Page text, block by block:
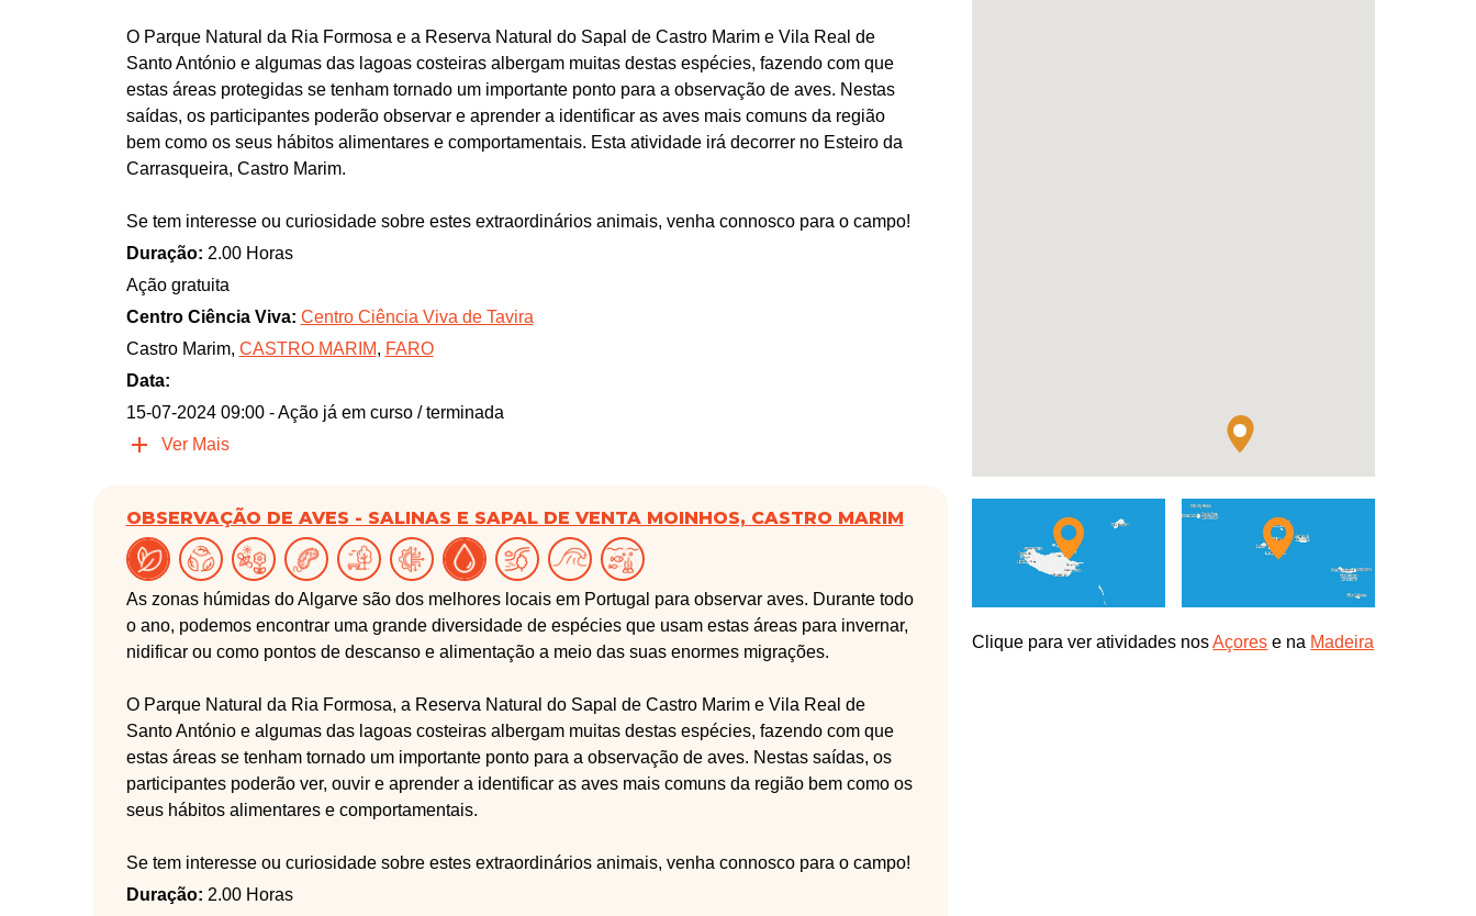
O Parque Natural da Ria Formosa e a Reserva Natural do Sapal de Castro Marim e Vila Real de
Santo António e algumas das lagoas costeiras albergam muitas destas espécies, fazendo com que
estas áreas protegidas se tenham tornado um importante ponto para a observação de aves. Nestas
saídas, os participantes poderão observar e aprender a identificar as aves mais comuns da região
bem como os seus hábitos alimentares e comportamentais. Esta atividade irá decorrer no Esteiro da
Carrasqueira, Castro Marim.
Se tem interesse ou curiosidade sobre estes extraordinários animais, venha connosco para o campo!
Duração: 2.00 Horas
Ação gratuita
Centro Ciência Viva: Centro Ciência Viva de Tavira
Castro Marim, CASTRO MARIM, FARO
Data:
15-07-2024 09:00 - Ação já em curso / terminada
Ver Mais
OBSERVAÇÃO DE AVES - SALINAS E SAPAL DE VENTA MOINHOS, CASTRO MARIM
As zonas húmidas do Algarve são dos melhores locais em Portugal para observar aves. Durante todo
o ano, podemos encontrar uma grande diversidade de espécies que usam estas áreas para invernar,
nidificar ou como pontos de descanso e alimentação a meio das suas enormes migrações.
O Parque Natural da Ria Formosa, a Reserva Natural do Sapal de Castro Marim e Vila Real de
Santo António e algumas das lagoas costeiras albergam muitas destas espécies, fazendo com que
estas áreas se tenham tornado um importante ponto para a observação de aves. Nestas saídas, os
participantes poderão ver, ouvir e aprender a identificar as aves mais comuns da região bem como os
seus hábitos alimentares e comportamentais.
Se tem interesse ou curiosidade sobre estes extraordinários animais, venha connosco para o campo!
Duração: 2.00 Horas
Clique para ver atividades nosAçores e na Madeira